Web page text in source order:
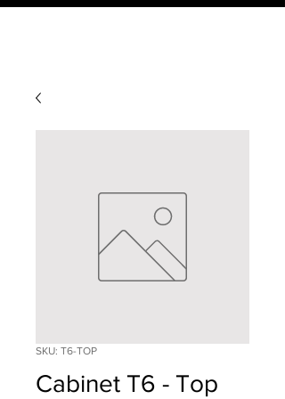
SKU: T6-TOP
Cabinet T6 - Top